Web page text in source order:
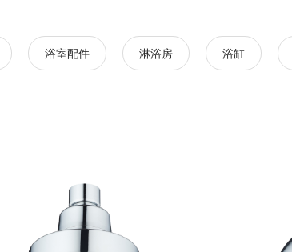
浴室配件 淋浴房 浴缸